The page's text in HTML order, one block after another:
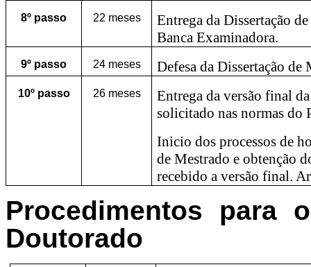
8º passo 22 meses
Entrega da Dissertação
Banca Examinadora.
9º passo 24 meses Defesa da Dissertação
10º passo 26 meses
Entrega da versão final
solicitado nas normas do
Inicio dos processos de
de Mestrado e obtenção
recebido a versão final.
Procedimentos para
Doutorado